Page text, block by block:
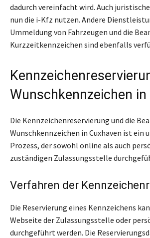
dadurch vereinfacht wird. Auch
nun die i-Kfz nutzen. Andere
Ummeldung von Fahrzeugen und die
Kurzzeitkennzeichen sind ebenfalls
Wunschkennzeichen in
Die Kennzeichenreservierung und die
Wunschkennzeichen in Cuxhaven ist
Prozess, der sowohl online als auch
zuständigen Zulassungsstelle
Verfahren der
Die Reservierung eines Kennzeichens
Webseite der Zulassungsstelle oder
durchgeführt werden. Die